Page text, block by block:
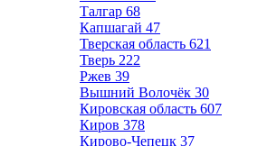
Талгар 68
Капшагай 47
Тверская область 621
Тверь 222
Ржев 39
Вышний Волочёк 30
Кировская область 607
Киров 378
Кирово-Чепецк 37